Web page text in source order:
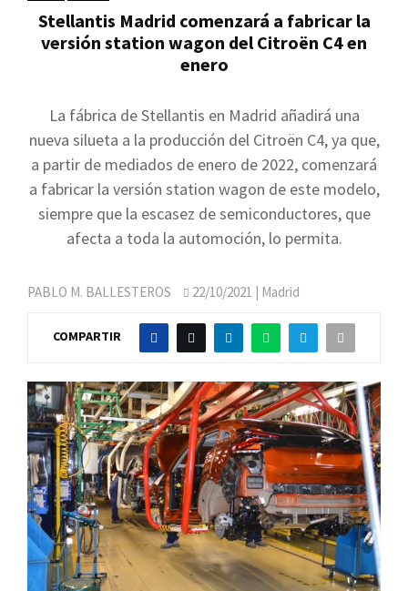
Stellantis Madrid comenzará a fabricar la
versión station wagon del Citroën C4 en
enero
La fábrica de Stellantis en Madrid añadirá una
nueva silueta a la producción del Citroën C4, ya que,
a partir de mediados de enero de 2022, comenzará
a fabricar la versión station wagon de este modelo,
siempre que la escasez de semiconductores, que
afecta a toda la automoción, lo permita.
PABLO M. BALLESTEROS 22/10/2021 | Madrid
COMPARTIR